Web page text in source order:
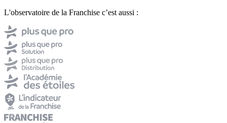
L'observatoire de la Franchise c’est aussi :